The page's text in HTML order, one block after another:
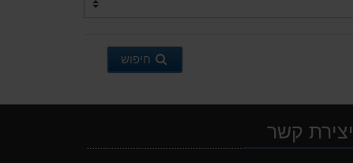
חיפוש
יצירת קשר